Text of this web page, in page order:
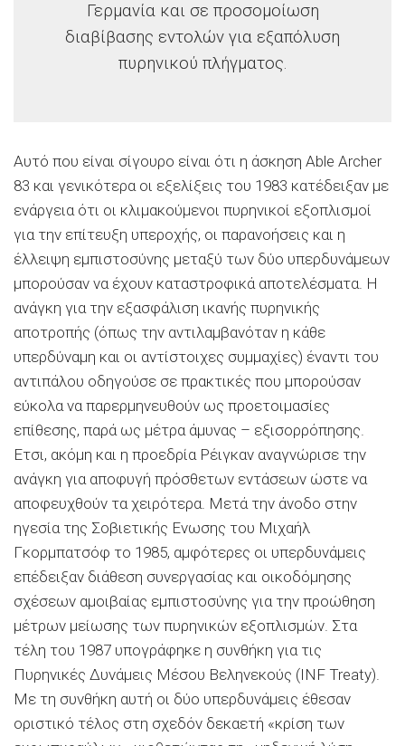
Γερμανία και σε προσομοίωση
διαβίβασης εντολών για εξαπόλυση
πυρηνικού πλήγματος.
Αυτό που είναι σίγουρο είναι ότι η άσκηση Able Archer
83 και γενικότερα οι εξελίξεις του 1983 κατέδειξαν με
ενάργεια ότι οι κλιμακούμενοι πυρηνικοί εξοπλισμοί
για την επίτευξη υπεροχής, οι παρανοήσεις και η
έλλειψη εμπιστοσύνης μεταξύ των δύο υπερδυνάμεων
μπορούσαν να έχουν καταστροφικά αποτελέσματα. Η
ανάγκη για την εξασφάλιση ικανής πυρηνικής
αποτροπής (όπως την αντιλαμβανόταν η κάθε
υπερδύναμη και οι αντίστοιχες συμμαχίες) έναντι του
αντιπάλου οδηγούσε σε πρακτικές που μπορούσαν
εύκολα να παρερμηνευθούν ως προετοιμασίες
επίθεσης, παρά ως μέτρα άμυνας – εξισορρόπησης.
Ετσι, ακόμη και η προεδρία Ρέιγκαν αναγνώρισε την
ανάγκη για αποφυγή πρόσθετων εντάσεων ώστε να
αποφευχθούν τα χειρότερα. Μετά την άνοδο στην
ηγεσία της Σοβιετικής Ενωσης του Μιχαήλ
Γκορμπατσόφ το 1985, αμφότερες οι υπερδυνάμεις
επέδειξαν διάθεση συνεργασίας και οικοδόμησης
σχέσεων αμοιβαίας εμπιστοσύνης για την προώθηση
μέτρων μείωσης των πυρηνικών εξοπλισμών. Στα
τέλη του 1987 υπογράφηκε η συνθήκη για τις
Πυρηνικές Δυνάμεις Μέσου Βεληνεκούς (INF Treaty).
Με τη συνθήκη αυτή οι δύο υπερδυνάμεις έθεσαν
οριστικό τέλος στη σχεδόν δεκαετή «κρίση των